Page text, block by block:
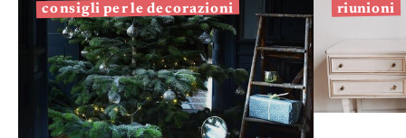
consigli per le decorazioni riunioni